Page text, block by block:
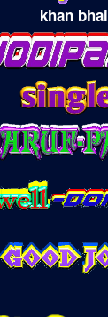
khan bhai